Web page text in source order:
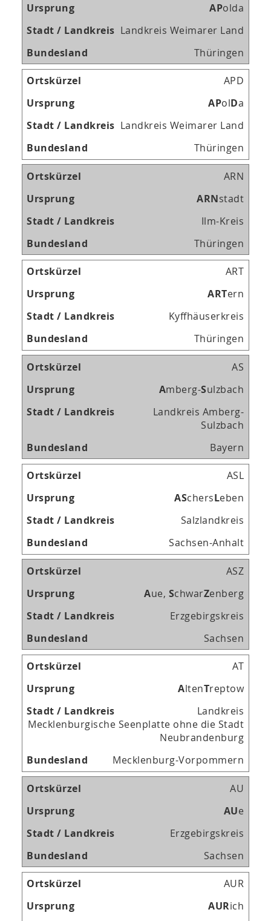
APolda
Landkreis Weimarer Land
Thüringen
APD
APolDa
Landkreis Weimarer Land
Thüringen
ARN
ARNstadt
Ilm-Kreis
Thüringen
ART
ARTern
Kyffhäuserkreis
Thüringen
AS
Amberg-Sulzbach
Landkreis Amberg-
Sulzbach
Bayern
ASL
ASchersLeben
Salzlandkreis
Sachsen-Anhalt
ASZ
Aue, SchwarZenberg
Erzgebirgskreis
Sachsen
AT
AltenTreptow
Landkreis
Mecklenburgische Seenplatte ohne die Stadt
Neubrandenburg
Mecklenburg-Vorpommern
AU
AUe
Erzgebirgskreis
Sachsen
AUR
AURich